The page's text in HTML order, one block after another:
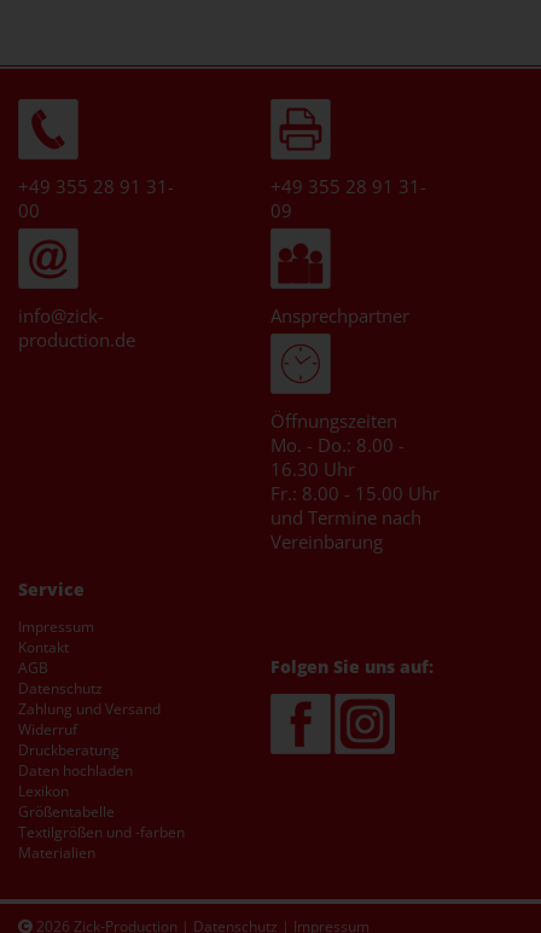
+49 355 28 91 31-
00
+49 355 28 91 31-
09
info@zick-
production.de
Ansprechpartner
Öffnungszeiten
Mo. - Do.: 8.00 -
16.30 Uhr
Fr.: 8.00 - 15.00 Uhr
und Termine nach
Vereinbarung
Service
Impressum
Kontakt
AGB
Datenschutz
Zahlung und Versand
Widerruf
Druckberatung
Daten hochladen
Lexikon
Größentabelle
Textilgrößen und -farben
Materialien
Folgen Sie uns auf:
2026 Zick-Production | Datenschutz | Impressum